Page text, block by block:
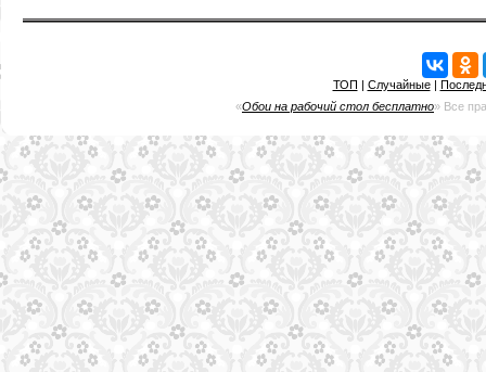
ТОП | Случайные|
«Обои на рабочий стол бесплатно» Все